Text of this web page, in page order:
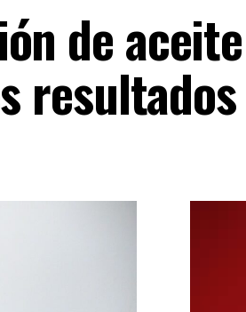
de aceite
resultados